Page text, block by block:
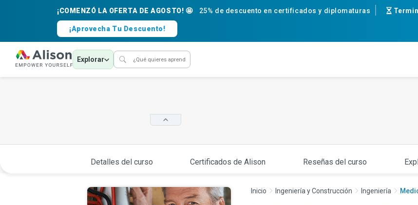
¡COMENZÓ LA OFERTA DE AGOSTO! 🤩 25% de descuento en certificados y diplomaturas
¡Aprovecha Tu Descuento!
Explorar
Detalles del curso Certificados de Alison Reseñas del curso
Inicio Ingeniería y Construcción Ingeniería